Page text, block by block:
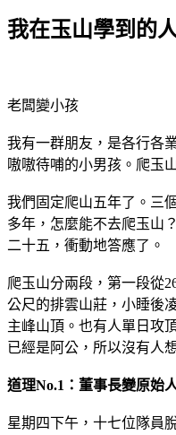
我在玉山學到的
老闆變小孩
我有一群朋友，是各行各
嗷嗷待哺的小男孩。爬玉
我們固定爬山五年了。三
多年，怎麼能不去爬玉山
二十五，衝動地答應了。
爬玉山分兩段，第一段從
公尺的排雲山莊，小睡後
主峰山頂。也有人單日攻
已經是阿公，所以沒有人
道理No.1：董事長變原始
星期四下午，十七位隊員